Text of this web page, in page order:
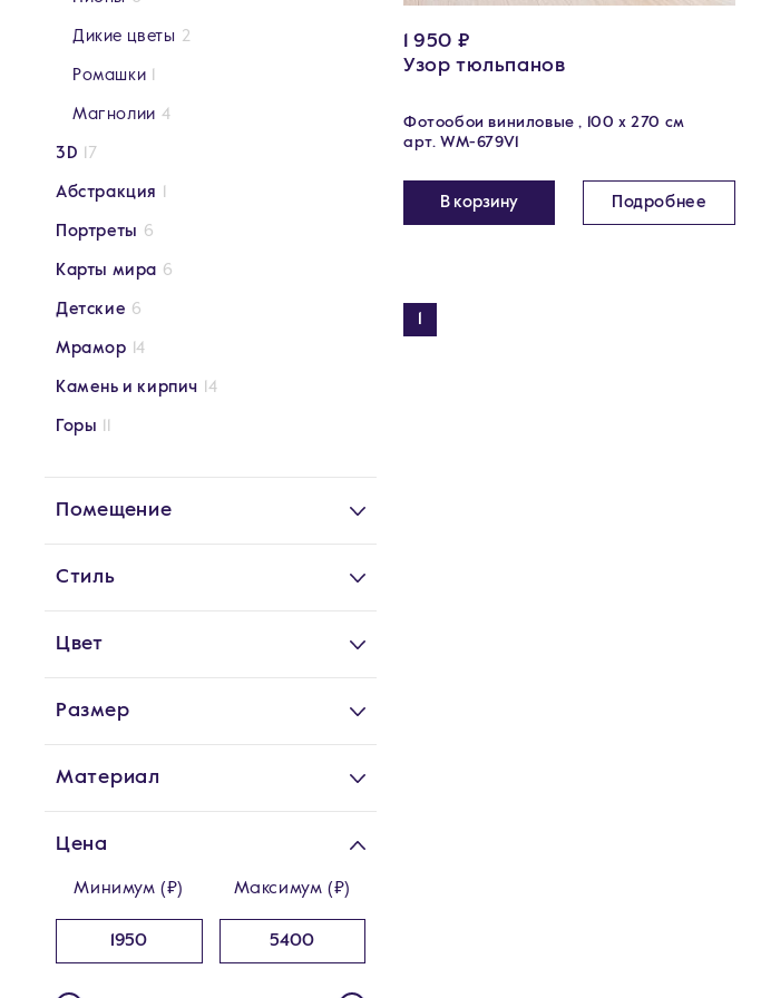
Дикие цветы 2
Ромашки
Магнолии 4
3D 17
Абстракция
Портреты 6
Карты мира 6
Детские 6
Мрамор 14
Камень и кирпич 14
Горы
Помещение
Стиль
Цвет
Размер
Материал
Цена
Минимум (₽) Максимум (₽)
1 950 ₽
Узор тюльпанов
Фотообои виниловые , 100 x 270 см
арт. WM-679V1
В корзину Подробнее